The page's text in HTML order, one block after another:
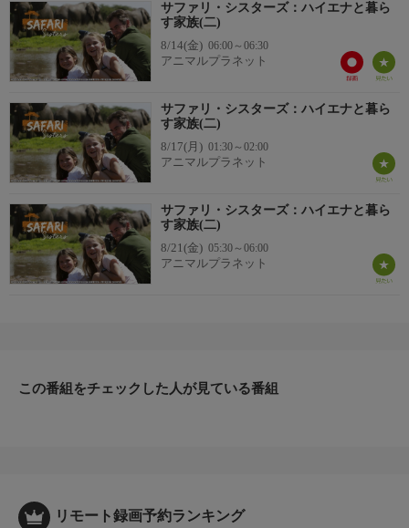
サファリ・シスターズ：ハイエナと暮ら
す家族(二)
8/14(金) 06:00～06:30
アニマルプラネット
サファリ・シスターズ：ハイエナと暮ら
す家族(二)
8/17(月) 01:30～02:00
アニマルプラネット
サファリ・シスターズ：ハイエナと暮ら
す家族(二)
8/21(金) 05:30～06:00
アニマルプラネット
この番組をチェックした人が見ている番組
リモート録画予約ランキング